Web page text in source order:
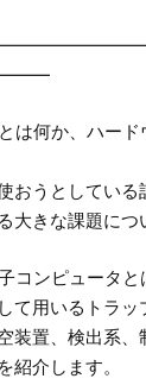
は何か、ハー
おうとしている
大きな課題につ
コンピュータと
て用いるトラッ
装置、検出系、
紹介します。